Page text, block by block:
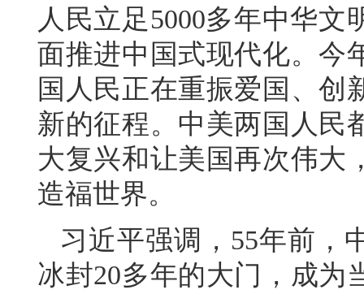
人民立足5000多年中华
面推进中国式现代化。今
国人民正在重振爱国、创
新的征程。中美两国人民
大复兴和让美国再次伟大
造福世界。
习近平强调，55年前，
冰封20多年的大门，成为